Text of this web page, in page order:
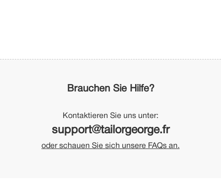
Brauchen Sie Hilfe?
Kontaktieren Sie uns unter:
support@tailorgeorge.fr
oder schauen Sie sich unsere FAQs an.